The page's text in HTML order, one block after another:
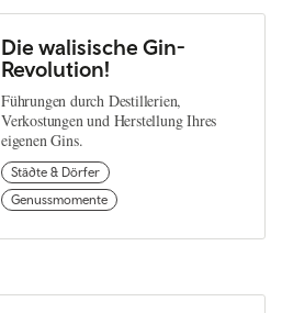
Die walisische Gin-
Revolution!
Führungen durch Destillerien,
Verkostungen und Herstellung Ihres
eigenen Gins.
Städte & Dörfer
Genussmomente